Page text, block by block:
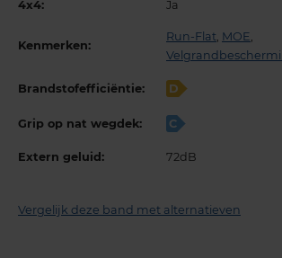
4x4: Ja
Kenmerken:
Run-Flat, MOE,
Brandstofefficiëntie: D
Grip op nat wegdek: C
Extern geluid: 72dB
Vergelijk deze band met alternatieven